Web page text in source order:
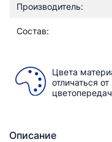
Производитель:
Состав:
Цвета
отличаться
Описание